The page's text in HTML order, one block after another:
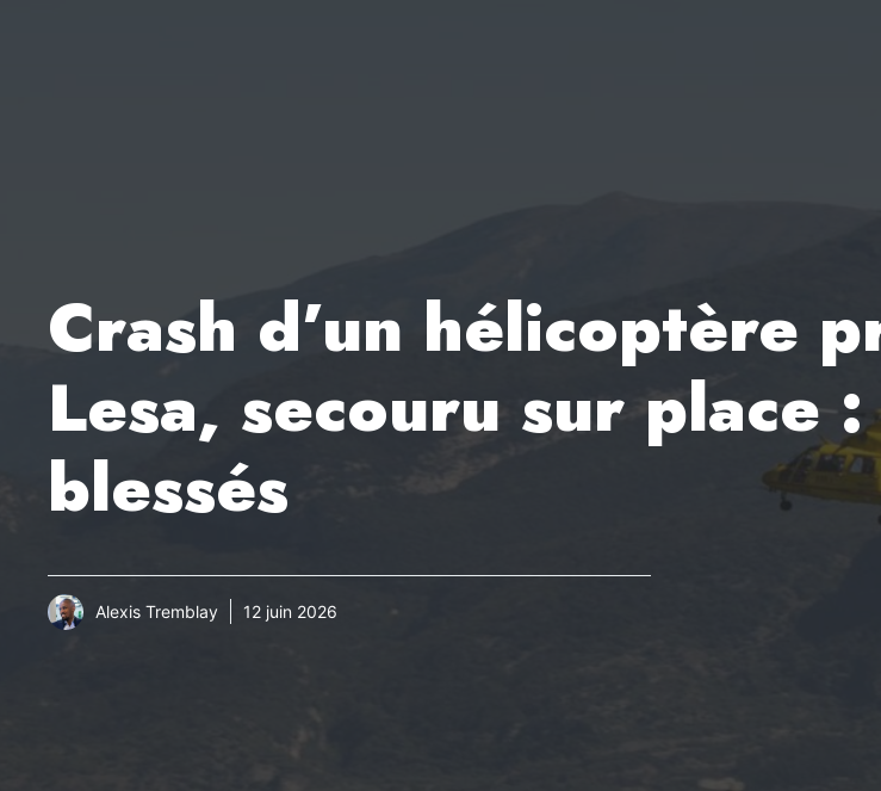
Crash d’un hélicoptère
Lesa, secouru sur place
blessés
Alexis Tremblay 12 juin 2026